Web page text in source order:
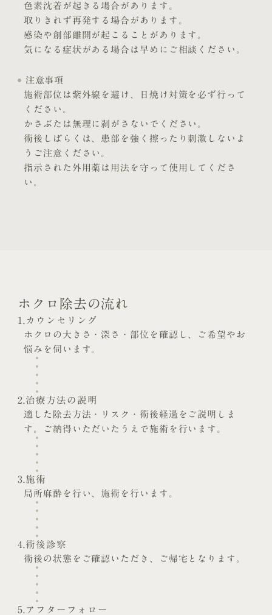
色素沈着が起きる場合があります。
取りきれず再発する場合があります。
感染や創部離開が起こることがあります。
気になる症状がある場合は早めにご相談ください。
注意事項
施術部位は紫外線を避け、日焼け対策を必ず行って
ください。
かさぶたは無理に剥がさないでください。
術後しばらくは、患部を強く擦ったり刺激しないよ
うご注意ください。
指示された外用薬は用法を守って使用してくださ
い。
ホクロ除去の流れ
1.カウンセリング
ホクロの大きさ・深さ・部位を確認し、ご希望やお
悩みを伺います。
2.治療方法の説明
適した除去方法・リスク・術後経過をご説明しま
す。ご納得いただいたうえで施術を行います。
3.施術
局所麻酔を行い、施術を行います。
4.術後診察
術後の状態をご確認いただき、ご帰宅となります。
5.アフターフォロー